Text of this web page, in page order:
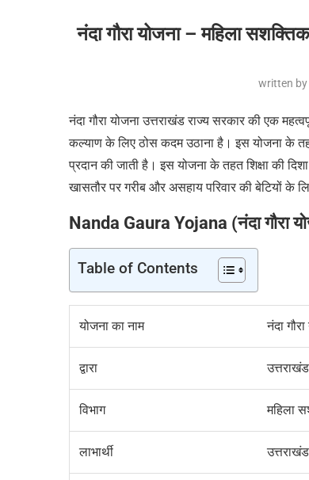
नंदा गौरा योजना – महिला
written by
नंदा गौरा योजना उत्तराखंड राज्य सरकार की एक
कल्याण के लिए ठोस कदम उठाना है। इस योजना के
प्रदान की जाती है। इस योजना के तहत शिक्षा की
खासतौर पर गरीब और असहाय परिवार की बेटियों के
Nanda Gaura Yojana (नंदा गौरा
Table of Contents
योजना का नाम नंदा
द्वारा
विभाग महिला
लाभार्थी